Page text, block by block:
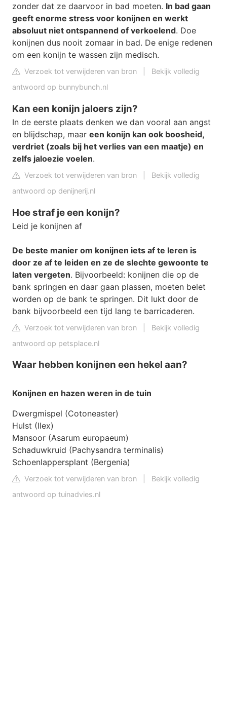
zonder dat ze daarvoor in bad moeten. In bad gaan
geeft enorme stress voor konijnen en werkt
absoluut niet ontspannend of verkoelend. Doe
konijnen dus nooit zomaar in bad. De enige redenen
om een konijn te wassen zijn medisch.
Verzoek tot verwijderen van bron
Bekijk volledig
antwoord op bunnybunch.nl
Kan een konijn jaloers zijn?
In de eerste plaats denken we dan vooral aan angst
en blijdschap, maar een konijn kan ook boosheid,
verdriet (zoals bij het verlies van een maatje) en
zelfs jaloezie voelen.
Verzoek tot verwijderen van bron
Bekijk volledig
antwoord op denijnerij.nl
Hoe straf je een konijn?
Leid je konijnen af
De beste manier om konijnen iets af te leren is
door ze af te leiden en ze de slechte gewoonte te
laten vergeten. Bijvoorbeeld: konijnen die op de
bank springen en daar gaan plassen, moeten belet
worden op de bank te springen. Dit lukt door de
bank bijvoorbeeld een tijd lang te barricaderen.
Verzoek tot verwijderen van bron
Bekijk volledig
antwoord op petsplace.nl
Waar hebben konijnen een hekel aan?
Konijnen en hazen weren in de tuin
Dwergmispel (Cotoneaster)
Hulst (Ilex)
Mansoor (Asarum europaeum)
Schaduwkruid (Pachysandra terminalis)
Schoenlappersplant (Bergenia)
Verzoek tot verwijderen van bron
Bekijk volledig
antwoord op tuinadvies.nl